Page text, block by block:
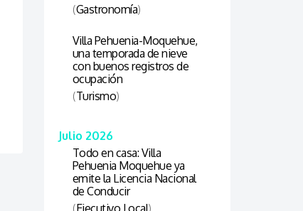
(Gastronomía)
Villa Pehuenia-Moquehue,
una temporada de nieve
con buenos registros de
ocupación
(Turismo)
Julio 2026
Todo en casa: Villa
Pehuenia Moquehue ya
emite la Licencia Nacional
de Conducir
(Ejecutivo Local)